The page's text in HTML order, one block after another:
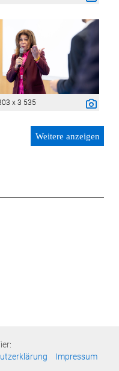
x 3 535
Weitere anzeigen
Impressum